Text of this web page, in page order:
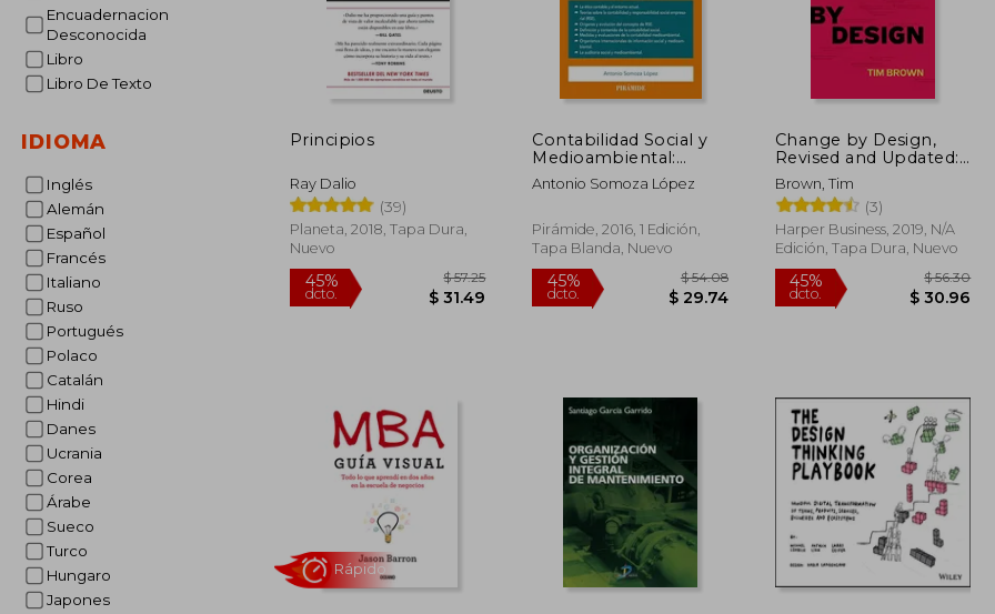
Encuadernacion
Desconocida
Libro
Libro De Texto
IDIOMA
Inglés
Alemán
Español
Francés
Italiano
Ruso
Portugués
Polaco
Catalán
Hindi
Danes
Ucrania
Corea
Árabe
Sueco
Turco
Hungaro
Japones
Principios
Ray Dalio
(39)
Planeta, 2018, Tapa Dura,
Nuevo
45%
dcto.
Contabilidad Social y
Medioambiental:
Teoría y Práctica
(Economía y
Antonio Somoza López
Pirámide, 2016, 1 Edición,
Tapa Blanda, Nuevo
dcto.
$ 54.08
$ 29.74
Change by Design,
Revised and Updated:
How Design Thinking
Transforms
Organizations and
Inspires Innovation
(en Inglés)
Brown, Tim
(3)
Harper Business, 2019, N/A
Edición, Tapa Dura, Nuevo
45%
dcto.